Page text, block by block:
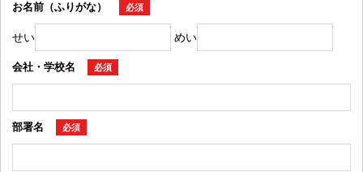
お名前（ふりがな） 必須
せい めい
会社・学校名 必須
部署名 必須